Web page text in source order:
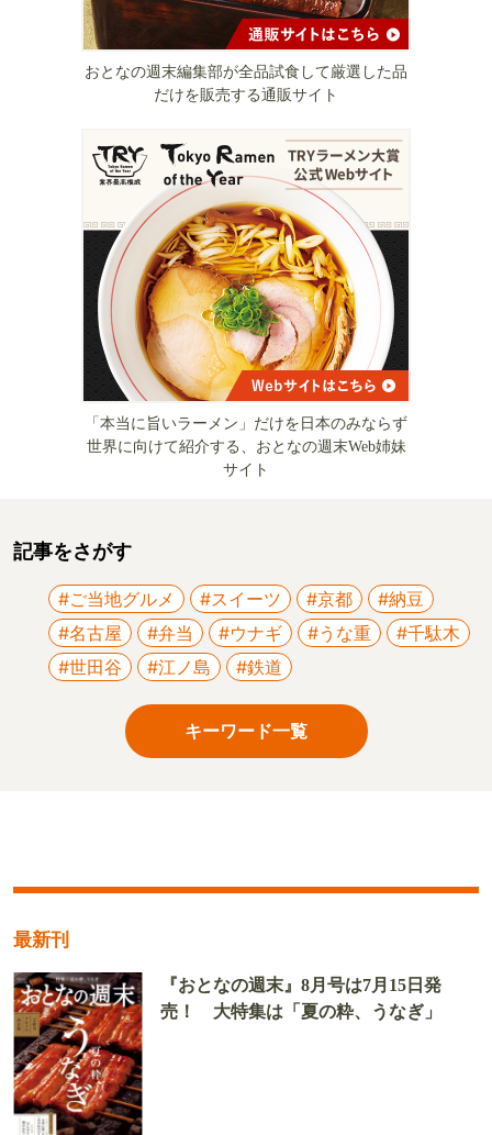
おとなの週末編集部が全品試食して厳選した品
だけを販売する通販サイト
「本当に旨いラーメン」だけを日本のみならず
世界に向けて紹介する、おとなの週末Web姉妹
サイト
記事をさがす
#ご当地グルメ #スイーツ #京都
#納豆
#名古屋
#弁当 #ウナギ #うな重
#千駄木
#世田谷
#江ノ島 #鉄道
キーワード一覧
最新刊
『おとなの週末』8月号は7月15日発
売！ 大特集は「夏の粋、うなぎ」